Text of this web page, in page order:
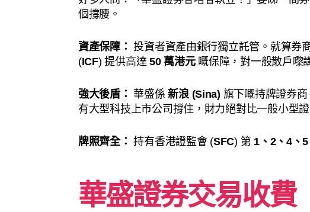
個撐腰。
資產保障： 投資者資產由銀行獨立託管。就算券
(ICF) 提供高達50 萬港元嘅保障，對一般散戶嚟
強大後盾： 華盛係新浪 (Sina) 旗下嘅持牌證券
有大型科技上市公司撐住，財力絕對比一般小型證
牌照齊全： 持有香港證監會 (SFC) 第 1、2、4、
華盛證券交易收費